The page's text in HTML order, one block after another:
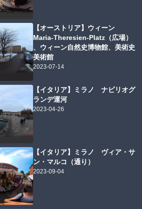
【オーストリア】ウィーン
Maria-Theresien-Platz（広場）
、ウィーン自然史博物館、美術史
美術館
2023-07-14
【イタリア】ミラノ ナビリオグ
ランデ運河
2023-04-26
【イタリア】ミラノ ヴィア・サ
ン・マルコ（通り）
2023-09-04